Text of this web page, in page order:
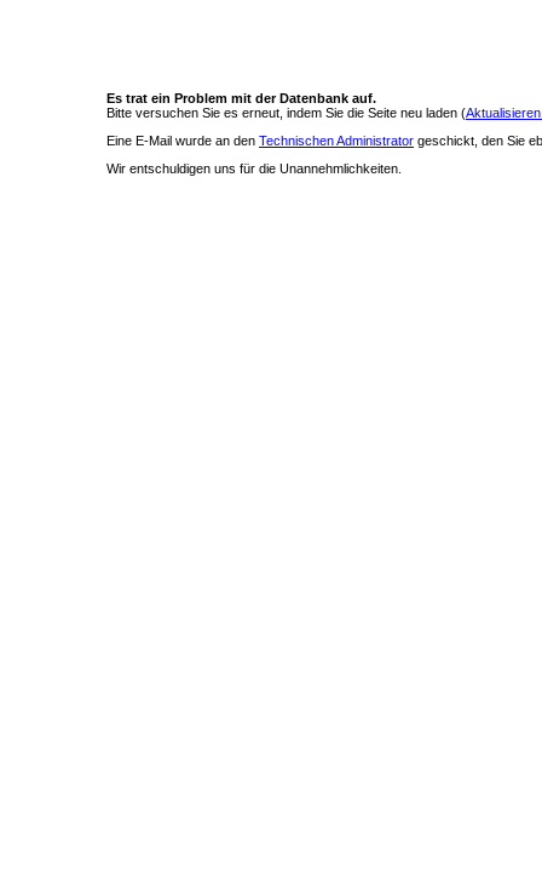
Es trat ein Problem mit der Datenbank auf.
Bitte versuchen Sie es erneut, indem Sie die Seite neu laden (
Eine E-Mail wurde an den Technischen Administrator geschickt, den Sie
Wir entschuldigen uns für die Unannehmlichkeiten.